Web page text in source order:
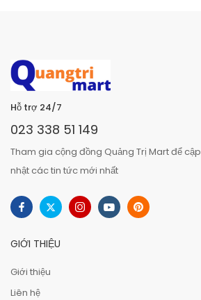
Hỗ trợ 24/7
023 338 51 149
Tham gia cộng đồng Quảng Trị Mart để cập
nhật các tin tức mới nhất
GIỚI THIỆU
Giới thiệu
Liên hệ